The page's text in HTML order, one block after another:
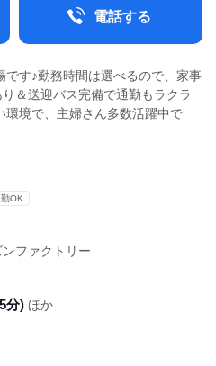
電話する
す♪勤務時間は選べるので、家事
＆送迎バス完備で通勤もラクラ
環境で、主婦さん多数活躍中で
OK
ファクトリー
分) ほか